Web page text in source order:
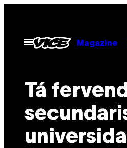
contentOpen
Menu
Magazine
Tá